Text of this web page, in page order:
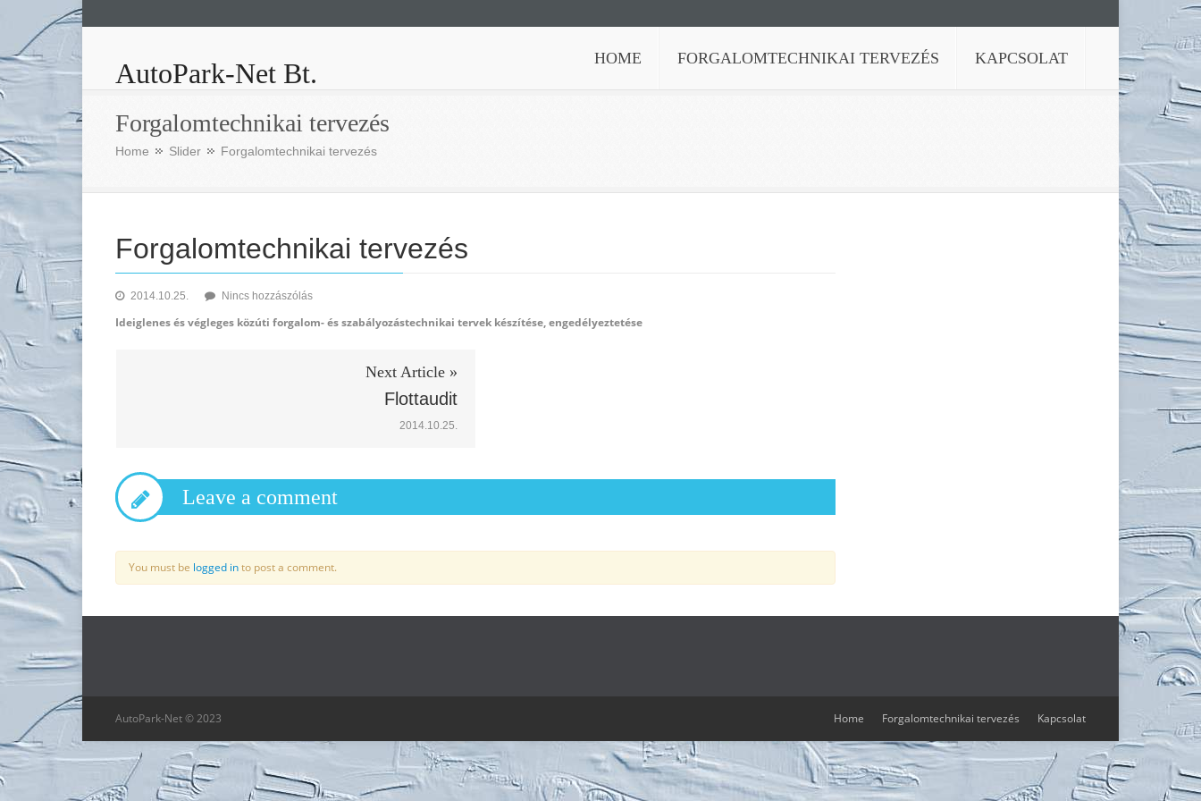
AutoPark-Net Bt. HOME FORGALOMTECHNIKAI TERVEZÉS KAPCSOLAT
Forgalomtechnikai tervezés
Home Slider Forgalomtechnikai tervezés
Forgalomtechnikai tervezés
2014.10.25. Nincs hozzászólása(z)
Ideiglenes és végleges közúti forgalom- és szabályozástechnikai tervek készítése, engedélyeztetése
Next Article »
Flottaudit
2014.10.25.
Leave a comment
You must be logged into post a comment.
AutoPark-Net © 2023 Home Forgalomtechnikai tervezés Kapcsolat